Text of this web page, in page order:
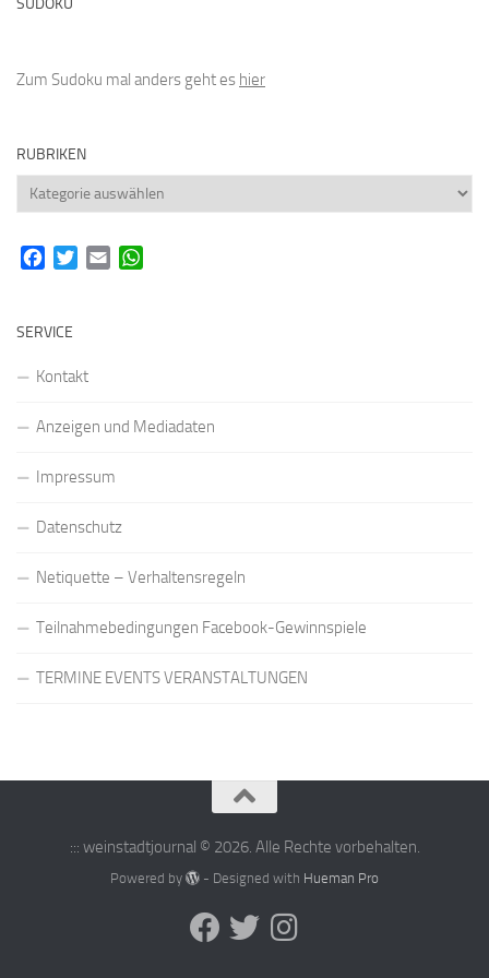
SUDOKU
Zum Sudoku mal anders geht es hier
RUBRIKEN
Rubriken
FacebookTwitterEmail
SERVICE
Kontakt
Anzeigen und Mediadaten
Impressum
Datenschutz
Netiquette – Verhaltensregeln
Teilnahmebedingungen Facebook-Gewinnspiele
TERMINE EVENTS VERANSTALTUNGEN
::: weinstadtjournal © 2026. Alle Rechte vorbehalten.
Powered by - Designed with Hueman Pro